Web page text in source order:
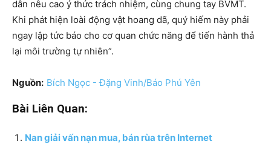
dân nêu cao ý thức trách nhiệm, cùng chung tay BVMT.
Khi phát hiện loài động vật hoang dã, quý hiếm này phải
ngay lập tức báo cho cơ quan chức năng để tiến hành thả
lại môi trường tự nhiên”.
Nguồn: Bích Ngọc - Đặng Vinh/Báo Phú Yên
Bài Liên Quan:
Nan giải vấn nạn mua, bán rùa trên Internet